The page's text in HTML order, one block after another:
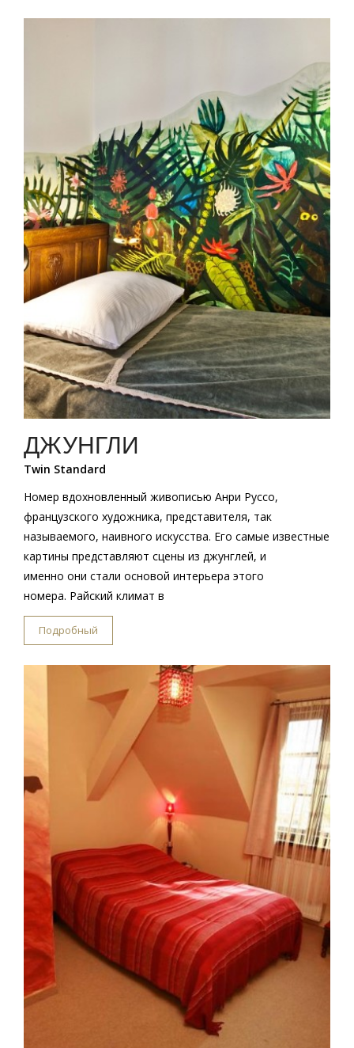
ДЖУНГЛИ
Twin Standard
Номер вдохновленный живописью Анри Руссо,
французского художника, представителя, так
называемого, наивного искусства. Его самые известные
картины представляют сцены из джунглей, и
именно они стали основой интерьера этого
номера. Райский климат в
Подробный